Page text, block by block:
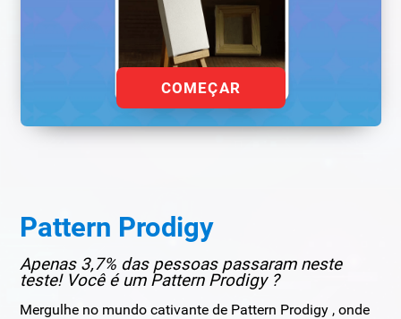
COMEÇAR
Pattern Prodigy
Apenas 3,7% das pessoas passaram neste
teste! Você é um Pattern Prodigy ?
Mergulhe no mundo cativante de Pattern Prodigy , onde